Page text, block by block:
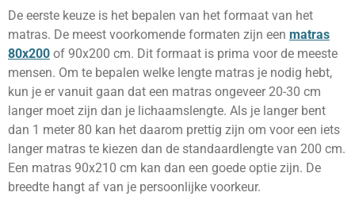
De eerste keuze is het bepalen van het formaat van het
matras. De meest voorkomende formaten zijn een matras
80x200 of 90x200 cm. Dit formaat is prima voor de meeste
mensen. Om te bepalen welke lengte matras je nodig hebt,
kun je er vanuit gaan dat een matras ongeveer 20-30 cm
langer moet zijn dan je lichaamslengte. Als je langer bent
dan 1 meter 80 kan het daarom prettig zijn om voor een iets
langer matras te kiezen dan de standaardlengte van 200 cm.
Een matras 90x210 cm kan dan een goede optie zijn. De
breedte hangt af van je persoonlijke voorkeur.